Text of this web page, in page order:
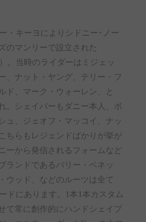
・キーヨによりシドニー･ノー
のマンリーで設立された
。当時のライダーはミジェッ
、ナット・ヤング、テリー・フ
ド、マーク・ウォーレン、と
。シェイパーもダニー本人、ボ
ュ、ジェオフ・マッコイ、ナッ
ちらもレジェンドばかりが挙が
ーから発信されるフォームなど
ランドであるバリー・ベネッ
ウッド、などのルーツは全て
ドにあります。1本1本カスタム
て常に創作的にハンドシェイプ